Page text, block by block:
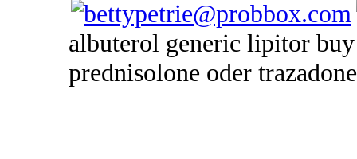
albuterol generic lipitor
prednisolone oder